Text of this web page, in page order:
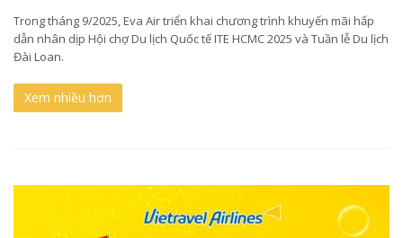
Trong tháng 9/2025, Eva Air triển khai chương trình khuyến mãi hấp
dẫn nhân dịp Hội chợ Du lịch Quốc tế ITE HCMC 2025 và Tuần lễ Du lịch
Đài Loan.
Xem nhiều hơn